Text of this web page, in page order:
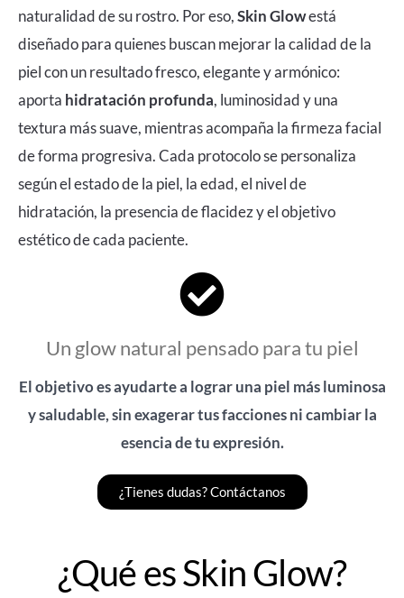
naturalidad de su rostro. Por eso,Skin Glowestá
diseñado para quienes buscan mejorar la calidad de la
piel con un resultado fresco, elegante y armónico:
aporta hidratación profunda, luminosidad y una
textura más suave, mientras acompaña la firmeza facial
de forma progresiva. Cada protocolo se personaliza
según el estado de la piel, la edad, el nivel de
hidratación, la presencia de flacidez y el objetivo
estético de cada paciente.
Un glow natural pensado para tu piel
El objetivo es ayudarte a lograr una piel más luminosa
y saludable, sin exagerar tus facciones ni cambiar la
esencia de tu expresión.
¿Tienes dudas? Contáctanos
¿Qué es Skin Glow?